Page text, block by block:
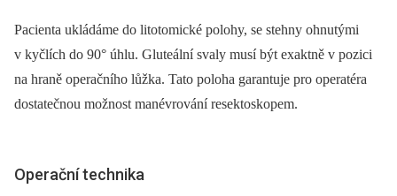
Pacienta ukládáme do litotomické polohy, se stehny ohnutými
v kyčlích do 90° úhlu. Gluteální svaly musí být exaktně v pozici
na hraně operačního lůžka. Tato poloha garantuje pro operatéra
dostatečnou možnost manévrování resektoskopem.
Operační technika